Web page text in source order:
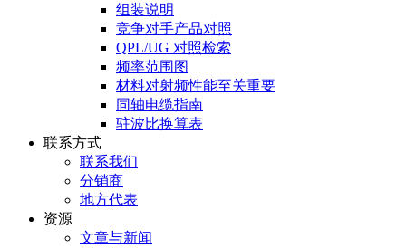
组装说明
竞争对手产品对照
QPL/UG 对照检索
频率范围图
材料对射频性能至关重要
同轴电缆指南
驻波比换算表
联系方式
联系我们
分销商
地方代表
资源
文章与新闻